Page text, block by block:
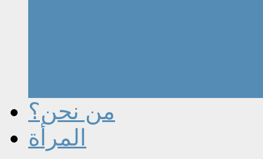
من نحن؟
المرأة